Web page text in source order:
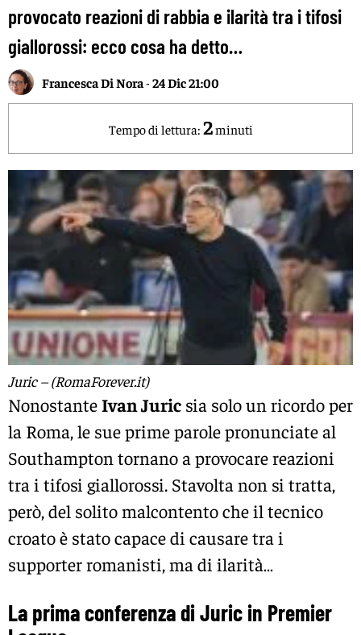
provocato reazioni di rabbia e ilarità tra i tifosi
giallorossi: ecco cosa ha detto…
Francesca Di Nora -24 Dic 21:00
Tempo di lettura: 2minuti
Juric – (RomaForever.it)
NonostanteIvan Juric sia solo un ricordo per
la Roma, le sue prime parole pronunciate al
Southampton tornano a provocare reazioni
tra i tifosi giallorossi. Stavolta non si tratta,
però, del solito malcontento che il tecnico
croato è stato capace di causare tra i
supporter romanisti, ma di ilarità…
La prima conferenza di Juric in Premier